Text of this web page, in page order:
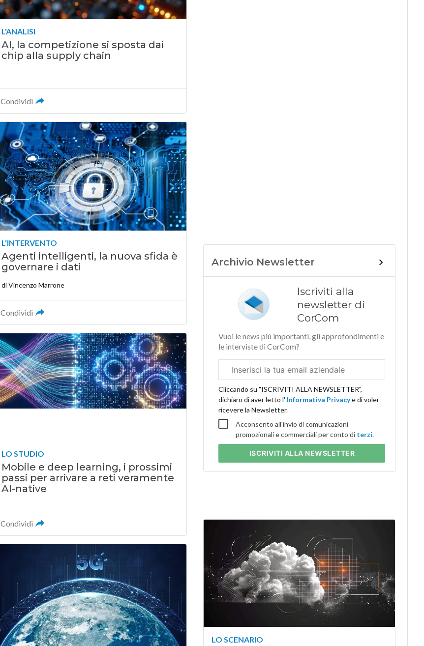
L'ANALISI
AI, la competizione si sposta dai
chip alla supply chain
Condividi
L'INTERVENTO
Agenti intelligenti, la nuova sfida è
governare i dati
diVincenzo Marrone
Condividi
LO STUDIO
Mobile e deep learning, i prossimi
passi per arrivare a reti veramente
AI-native
Condividi
Archivio Newsletter
Iscriviti alla
newsletter di
CorCom
Vuoi le news più importanti, gli approfondimenti e
le interviste di CorCom?
aziendale
Cliccando su "ISCRIVITI ALLA NEWSLETTER",
dichiaro di aver letto l' Informativa Privacye di voler
ricevere la Newsletter.
Acconsento all'invio di comunicazioni
promozionali e commerciali per conto di terzi.
ISCRIVITI ALLA NEWSLETTER
LO SCENARIO